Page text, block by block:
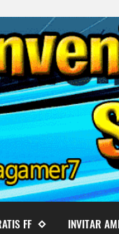
FF INVITAR
Nuevo